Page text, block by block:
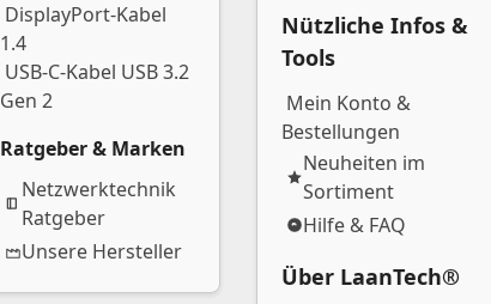
DisplayPort-Kabel
1.4
USB-C-Kabel USB 3.2
Gen 2
Ratgeber & Marken
Netzwerktechnik
Ratgeber
Unsere Hersteller
Nützliche Infos &
Tools
Mein Konto &
Bestellungen
Neuheiten im
Sortiment
Hilfe & FAQ
Über LaanTech®